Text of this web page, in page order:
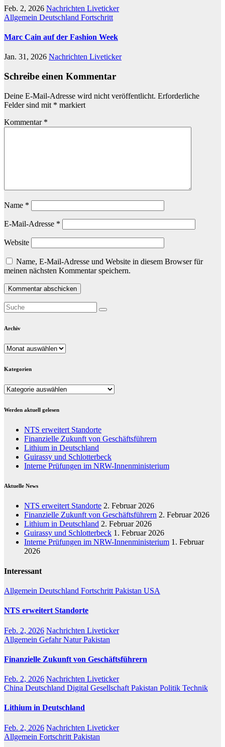
Feb. 2, 2026 Nachrichten Liveticker
Allgemein Deutschland Fortschritt
Marc Cain auf der Fashion Week
Jan. 31, 2026 Nachrichten Liveticker
Schreibe einen Kommentar
Deine E-Mail-Adresse wird nicht veröffentlicht. Erforderliche
Felder sind mit * markiert
Kommentar *
Name *
E-Mail-Adresse *
Website
Name, E-Mail-Adresse und Website in diesem Browser für
meinen nächsten Kommentar speichern.
Archiv
Archiv
Kategorien
Kategorien
Werden aktuell gelesen
NTS erweitert Standorte
Finanzielle Zukunft von Geschäftsführern
Lithium in Deutschland
Guirassy und Schlotterbeck
Interne Prüfungen im NRW-Innenministerium
Aktuelle News
NTS erweitert Standorte 2. Februar 2026
Finanzielle Zukunft von Geschäftsführern 2. Februar 2026
Lithium in Deutschland 2. Februar 2026
Guirassy und Schlotterbeck 1. Februar 2026
Interne Prüfungen im NRW-Innenministerium 1. Februar
2026
Interessant
Allgemein Deutschland Fortschritt Pakistan USA
NTS erweitert Standorte
Feb. 2, 2026 Nachrichten Liveticker
Allgemein GefahrNaturPakistan
Finanzielle Zukunft von Geschäftsführern
Feb. 2, 2026 Nachrichten Liveticker
China Deutschland Digital Gesellschaft Pakistan Politik Technik
Lithium in Deutschland
Feb. 2, 2026 Nachrichten Liveticker
Allgemein Fortschritt Pakistan